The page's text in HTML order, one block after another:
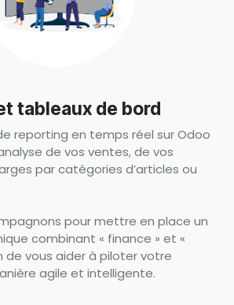
tableaux de bord
reporting en temps réel sur Odoo
de vos ventes, de vos
par catégories d’articles ou
pour mettre en place un
combinant « finance » et «
de vous aider à piloter votre
agile et intelligente.